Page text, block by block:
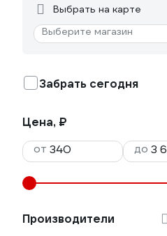
Выбрать на карте
Выберите магазин
Забрать сегодня
Цена, ₽
от
до
Производители